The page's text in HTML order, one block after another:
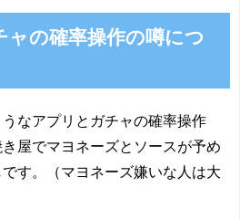
ャの確率操作の噂につ
なアプリとガチャの確率操作
屋でマヨネーズとソースが予め
す。（マヨネーズ嫌いな人は大